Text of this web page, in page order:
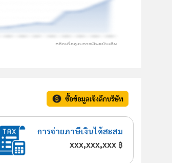
ซื้อข้อมูลเชิงลึกบริษัท
การจ่ายภาษีเงินได้สะสม
xxx,xxx,xxx ฿